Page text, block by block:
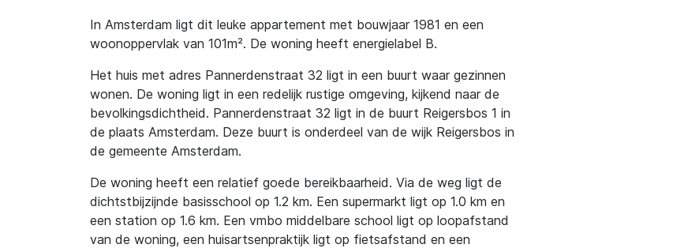
In Amsterdam ligt dit leuke appartement met bouwjaar 1981 en een
woonoppervlak van 101m². De woning heeft energielabel B.
Het huis met adres Pannerdenstraat 32 ligt in een buurt waar gezinnen
wonen. De woning ligt in een redelijk rustige omgeving, kijkend naar de
bevolkingsdichtheid. Pannerdenstraat 32 ligt in de buurt Reigersbos 1 in
de plaats Amsterdam. Deze buurt is onderdeel van de wijk Reigersbos in
de gemeente Amsterdam.
De woning heeft een relatief goede bereikbaarheid. Via de weg ligt de
dichtstbijzijnde basisschool op 1.2 km. Een supermarkt ligt op 1.0 km en
een station op 1.6 km. Een vmbo middelbare school ligt op loopafstand
van de woning, een huisartsenpraktijk ligt op fietsafstand en een